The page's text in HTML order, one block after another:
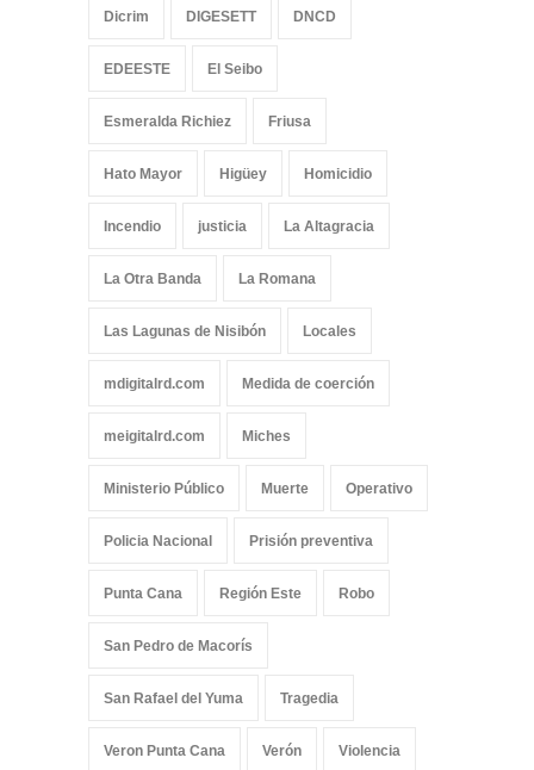
Dicrim DIGESETT DNCD
EDEESTE El Seibo
Esmeralda Richiez Friusa
Hato Mayor Higüey Homicidio
Incendio justicia La Altagracia
La Otra Banda La Romana
Las Lagunas de Nisibón Locales
mdigitalrd.com Medida de coerción
meigitalrd.com Miches
Ministerio Público Muerte Operativo
Policia Nacional Prisión preventiva
Punta Cana Región Este Robo
San Pedro de Macorís
San Rafael del Yuma Tragedia
Veron Punta Cana Verón Violencia